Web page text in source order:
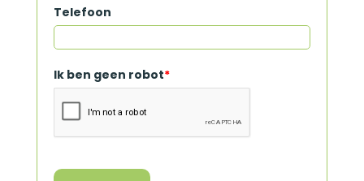
Telefoon
Ik ben geen robot*